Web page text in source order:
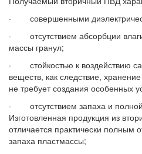
· совершенными
· отсутствием абсорбции
массы гранул;
· стойкостью к воздействию
веществ, как следствие,
не требует создания особенных
· отсутствием запаха и
Изготовленная продукция из
отличается практически полным
запаха пластмассы;